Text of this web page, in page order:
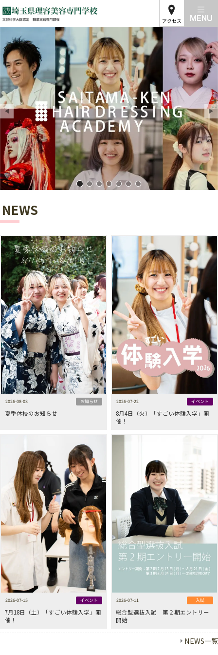
アクセス
埼玉県理容美容専門学校01
埼玉県理容美容専門学校02
埼玉県理容美容専門学校03
埼玉県理容美容専門学校04
埼玉県理容美容専門学校05
埼玉県理容美容専門学
埼玉県理容美容専門
NEWS
2026-08-03 お知らせ
夏季休校のお知らせ
2026-07-22 イベント
8月4日（火）「すごい体験入学」開
催！
2026-07-15 イベント
7月18日（土）「すごい体験入学」開
催！
2026-07-11 入試
総合型選抜入試 第２期エントリー
開始
NEWS一覧